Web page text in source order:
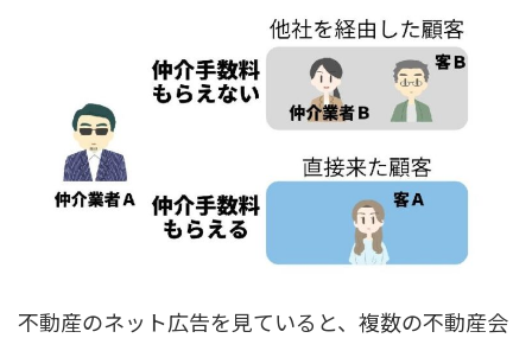
不動産のネット広告を見ていると、複数の不動産会